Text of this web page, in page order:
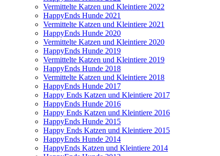
Vermittelte Katzen und Kleintiere 2022
HappyEnds Hunde 2021
Vermittelte Katzen und Kleintiere 2021
HappyEnds Hunde 2020
Vermittelte Katzen und Kleintiere 2020
HappyEnds Hunde 2019
Vermittelte Katzen und Kleintiere 2019
HappyEnds Hunde 2018
Vermittelte Katzen und Kleintiere 2018
HappyEnds Hunde 2017
Happy Ends Katzen und Kleintiere 2017
HappyEnds Hunde 2016
Happy Ends Katzen und Kleintiere 2016
HappyEnds Hunde 2015
Happy Ends Katzen und Kleintiere 2015
HappyEnds Hunde 2014
HappyEnds Katzen und Kleintiere 2014